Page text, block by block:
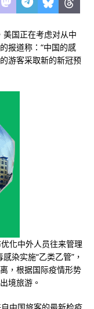
国正在考虑对从中
报道称：“中国的感
游客采取新的新冠预
化中外人员往来管理
染实施“乙类乙管”，
，根据国际疫情形势
境旅游。